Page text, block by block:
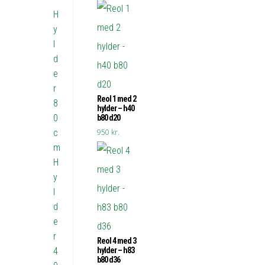
Reol 1 med 2
hylder – h40
b80 d20
950 kr.
Reol 4 med 3
hylder – h83
b80 d36
H
y
l
d
e
r
8
0
c
m
H
y
l
d
e
r
4